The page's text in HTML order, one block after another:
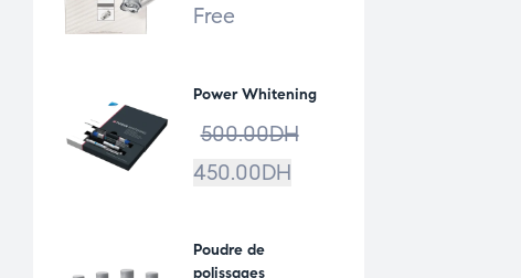
Free
Power Whitening
500.00DH
450.00DH
Poudre de
polissages